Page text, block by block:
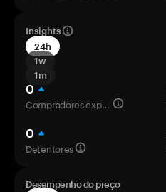
Insights
24h
1w
1m
0
Compradores experientes
0
Detentores
Desempenho do preço